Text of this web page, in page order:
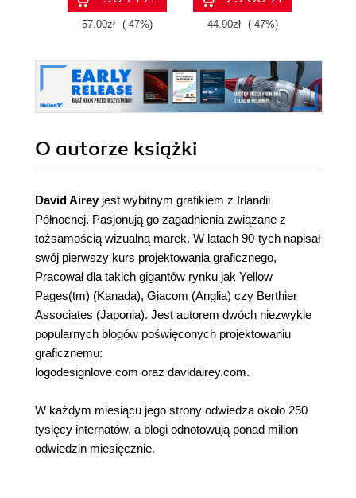
57.00zł (-47%) 44.90zł (-47%)
O autorze książki
David Airey jest wybitnym grafikiem z Irlandii
Północnej. Pasjonują go zagadnienia związane z
tożsamością wizualną marek. W latach 90-tych napisał
swój pierwszy kurs projektowania graficznego,
Pracował dla takich gigantów rynku jak Yellow
Pages(tm) (Kanada), Giacom (Anglia) czy Berthier
Associates (Japonia). Jest autorem dwóch niezwykle
popularnych blogów poświęconych projektowaniu
graficznemu:
logodesignlove.com oraz davidairey.com.
W każdym miesiącu jego strony odwiedza około 250
tysięcy internatów, a blogi odnotowują ponad milion
odwiedzin miesięcznie.